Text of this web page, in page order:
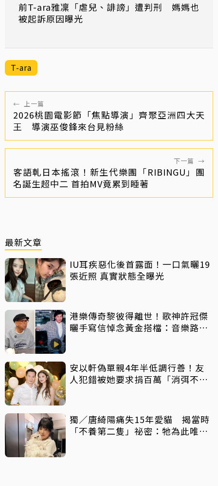
前T-ara雅凜「虐兒、誹謗」遭判刑 媽媽也
被起訴原因曝光
T-ara
← 上一篇
2026桃園電影節「焦點導演」齊聚亞洲四大天
王 導演巫俊鋒來台見粉絲
下一篇 →
客語軋日本搖滾！新生代樂團「RIBINGU」團
名誕生超中二 首拍MV竟累到睡著
最新文章
IU耳疾惡化後首露面！一口氣曬19
張近照 真實狀態全曝光
港樂傳奇黎彼得離世！歌神許冠傑
曬手寫信悼念黃金搭檔：音樂路上
安以軒偽單親4年半低調行善！友
人犯錯被她要求捐百萬「消弭不
獨／唐綺陽痛失15年愛貓 揭當時
「不養第二隻」祕密：牠為此唯一